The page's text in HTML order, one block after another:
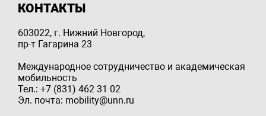
КОНТАКТЫ
603022, г. Нижний Новгород,
пр-т Гагарина 23
Международное сотрудничество и академическая
мобильность
Тел.: +7 (831) 462 31 02
Эл. почта: mobility@unn.ru